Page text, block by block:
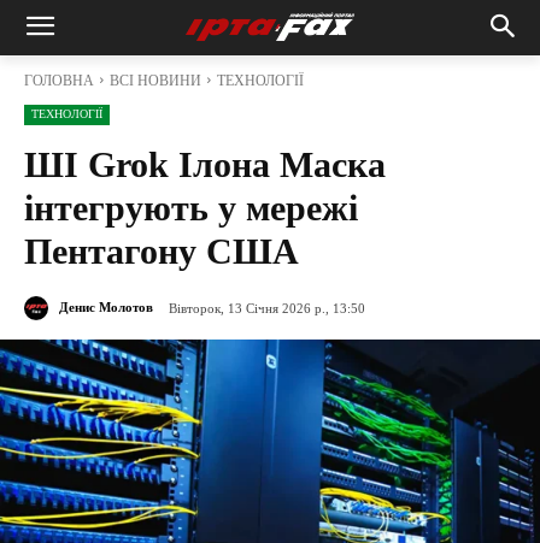
ГОЛОВНА ВСІ НОВИНИ ТЕХНОЛОГІЇ
ТЕХНОЛОГІЇ
ШІ Grok Ілона Маска
інтегрують у мережі
Пентагону США
Денис Молотов Вівторок, 13 Січня 2026 р., 13:50